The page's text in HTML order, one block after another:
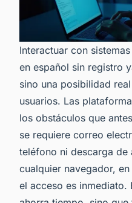
Interactuar con
en español sin registro
sino una posibilidad
usuarios. Las
los obstáculos que
se requiere correo
teléfono ni descarga de
cualquier navegador,
el acceso es inmediato.